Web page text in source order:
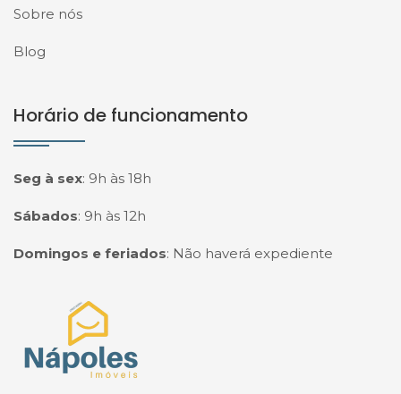
Sobre nós
Blog
Horário de funcionamento
Seg à sex: 9h às 18h
Sábados: 9h às 12h
Domingos e feriados: Não haverá expediente
Página inicial